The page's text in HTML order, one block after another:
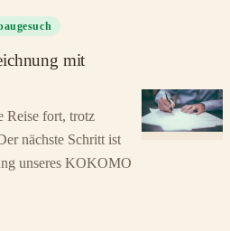
baugesuch
mit
Reise fort, trotz
nächste Schritt ist
unseres KOKOMO